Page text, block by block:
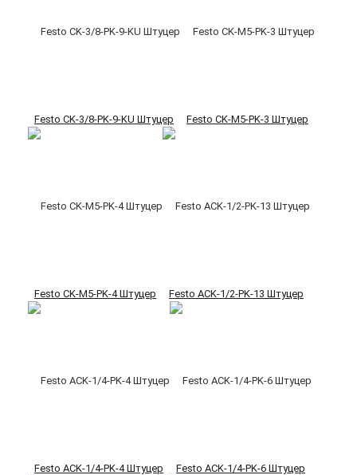
Festo CK-3/8-PK-9-KU Штуцер Festo CK-M5-PK-3 Штуцер
Festo CK-M5-PK-4 Штуцер Festo ACK-1/2-PK-13 Штуцер
Festo ACK-1/4-PK-4 Штуцер Festo ACK-1/4-PK-6 Штуцер